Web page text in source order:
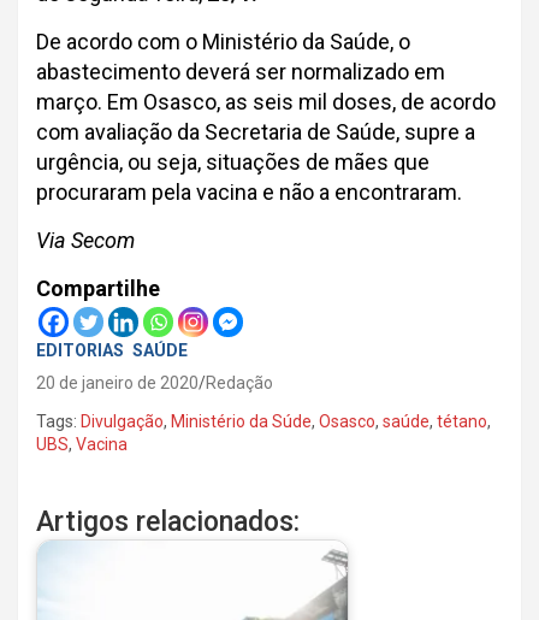
De acordo com o Ministério da Saúde, o
abastecimento deverá ser normalizado em
março. Em Osasco, as seis mil doses, de acordo
com avaliação da Secretaria de Saúde, supre a
urgência, ou seja, situações de mães que
procuraram pela vacina e não a encontraram.
Via Secom
Compartilhe
EDITORIAS SAÚDE
20 de janeiro de 2020 Redação
Tags: Divulgação, Ministério da Súde, Osasco, saúde, tétano,
UBS, Vacina
Artigos relacionados: